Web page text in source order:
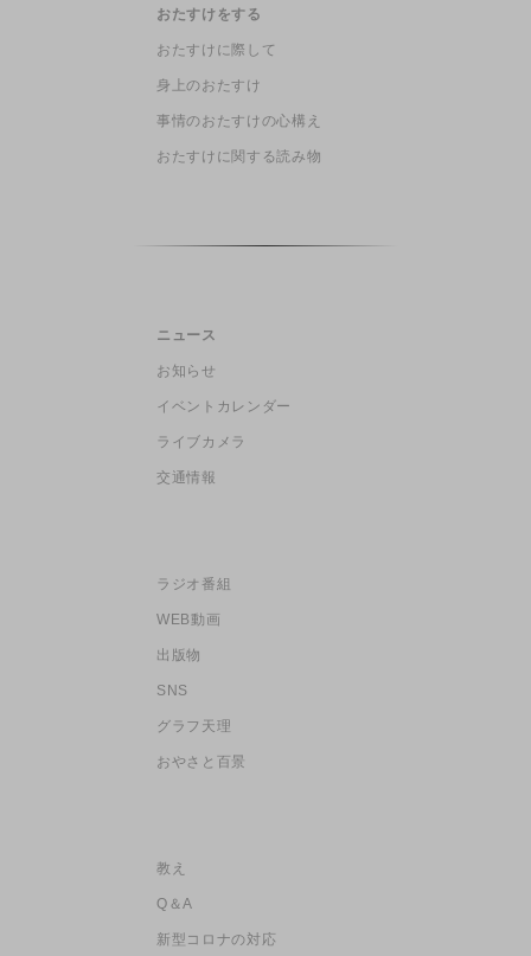
おたすけをする
おたすけに際して
身上のおたすけ
事情のおたすけの心構え
おたすけに関する読み物
ニュース
お知らせ
イベントカレンダー
ライブカメラ
交通情報
ラジオ番組
WEB動画
出版物
SNS
グラフ天理
おやさと百景
教え
Q＆A
新型コロナの対応